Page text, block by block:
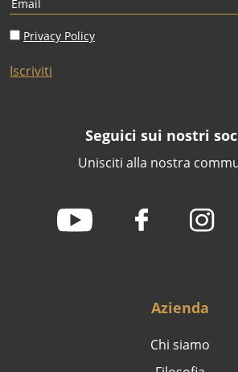
Privacy Policy
Iscriviti
Seguici sui nostri
Unisciti alla nostra
Azienda
Chi siamo